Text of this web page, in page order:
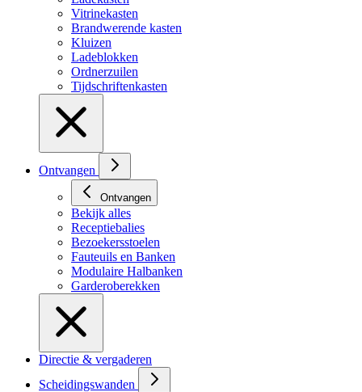
Vitrinekasten
Brandwerende kasten
Kluizen
Ladeblokken
Ordnerzuilen
Tijdschriftenkasten
Ontvangen
Ontvangen
Bekijk alles
Receptiebalies
Bezoekersstoelen
Fauteuils en Banken
Modulaire Halbanken
Garderoberekken
Directie & vergaderen
Scheidingswanden